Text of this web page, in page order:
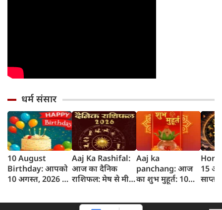
धर्म संसार
10 August
Birthday: आपको
10 अगस्त, 2026 के
Aaj Ka Rashifal:
आज का दैनिक
राशिफल: मेष से मीन
Aaj ka
panchang: आज
का शुभ मुहूर्त: 10
15